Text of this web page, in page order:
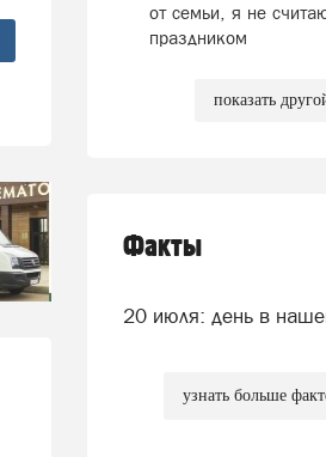
от семьи, я не
праздником
показать
Факты
20 июля: день в
узнать больше